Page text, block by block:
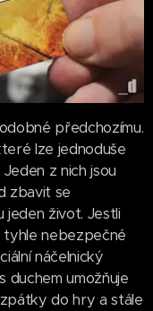
předchozímu.
lze jednoduše
z nich jsou
zbavit se
život. Jestli
tyhle nebezpečné
náčelnický
duchem umožňuje
do hry a stále